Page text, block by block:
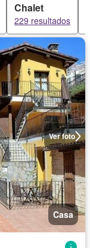
Chalet
229 resultados
Ver foto
Casa